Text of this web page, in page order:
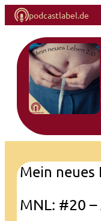
podcastlabel.de
Mein neues
MNL: #20